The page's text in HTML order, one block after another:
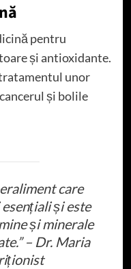
pentru
și antioxidante.
unor
și bolile
care
și este
și minerale
– Dr. Maria